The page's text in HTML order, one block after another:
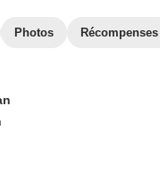
Photos Récompenses